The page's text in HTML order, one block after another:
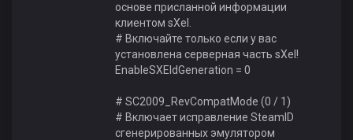
основе присланной информации
клиентом sXeI.
# Включайте только если у вас
установлена серверная часть sXeI!
EnableSXEIdGeneration = 0
# SC2009_RevCompatMode (0 / 1)
# Включает исправление SteamID
сгенерированных эмулятором